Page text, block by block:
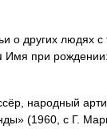
о других людях
при рождении:
народный
(1960, с Г.